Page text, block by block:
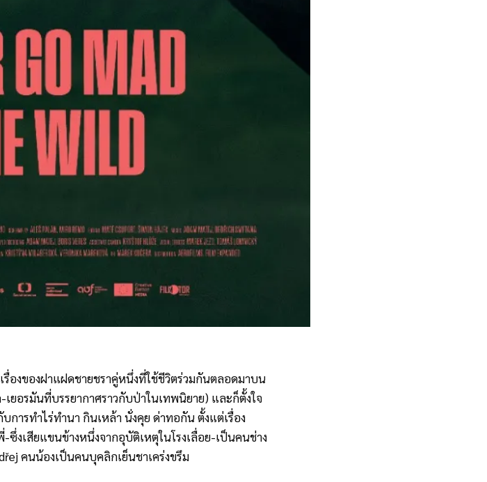
รื่องของฝาแฝดชายชราคู่หนึ่งที่ใช้ชีวิตร่วมกันตลอดมาบน
ยอรมันที่บรรยากาศราวกับป่าในเทพนิยาย) และก็ตั้งใจ
การทำไร่ทำนา กินเหล้า นั่งคุย ด่าทอกัน ตั้งแต่เรื่อง
งเสียแขนข้างหนึ่งจากอุบัติเหตุในโรงเลื่อย-เป็นคนช่าง
คนน้องเป็นคนบุคลิกเย็นชาเคร่งขรึม